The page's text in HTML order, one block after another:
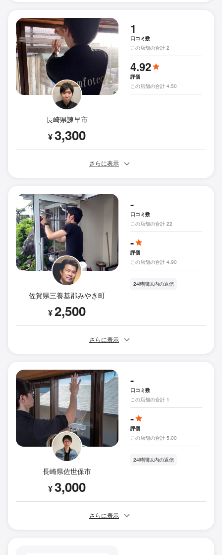
長崎県諫早市
¥3,300
1
口コミ数
この店舗の合計 2
4.92
評価
この店舗の合計 4.50
さらに表示
佐賀県三養基郡みやき町
¥2,500
-
口コミ数
この店舗の合計 22
-
評価
この店舗の合計 4.90
24時間以内の返信
さらに表示
長崎県佐世保市
¥3,000
-
口コミ数
この店舗の合計 1
-
評価
この店舗の合計 5.00
24時間以内の返信
さらに表示